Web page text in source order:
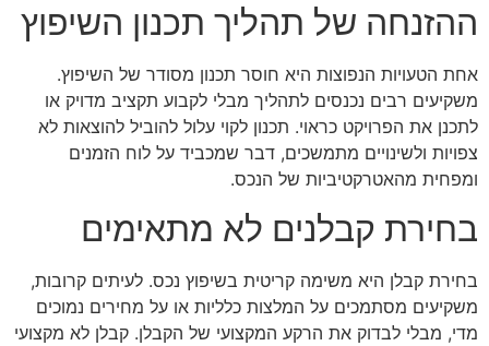
ההזנחה של תהליך תכנון השיפוץ
אחת הטעויות הנפוצות היא חוסר תכנון מסודר של השיפוץ.
משקיעים רבים נכנסים לתהליך מבלי לקבוע תקציב מדויק או
לתכנן את הפרויקט כראוי. תכנון לקוי עלול להוביל להוצאות לא
צפויות ולשינויים מתמשכים, דבר שמכביד על לוח הזמנים
ומפחית מהאטרקטיביות של הנכס.
בחירת קבלנים לא מתאימים
בחירת קבלן היא משימה קריטית בשיפוץ נכס. לעיתים קרובות,
משקיעים מסתמכים על המלצות כלליות או על מחירים נמוכים
מדי, מבלי לבדוק את הרקע המקצועי של הקבלן. קבלן לא מקצועי